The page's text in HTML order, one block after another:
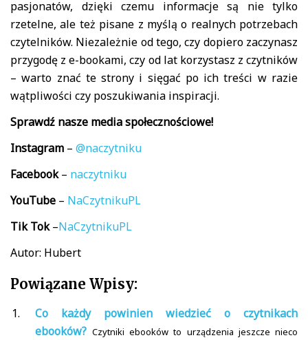
pasjonatów, dzięki czemu informacje są nie tylko
rzetelne, ale też pisane z myślą o realnych potrzebach
czytelników. Niezależnie od tego, czy dopiero zaczynasz
przygodę z e-bookami, czy od lat korzystasz z czytników
– warto znać te strony i sięgać po ich treści w razie
wątpliwości czy poszukiwania inspiracji.
Sprawdź nasze media społecznościowe!
Instagram – @naczytniku
Facebook– naczytniku
YouTube – NaCzytnikuPL
Tik Tok–NaCzytnikuPL
Autor: Hubert
Powiązane Wpisy:
Co każdy powinien wiedzieć o czytnikach
ebooków? Czytniki ebooków to urządzenia jeszcze nieco